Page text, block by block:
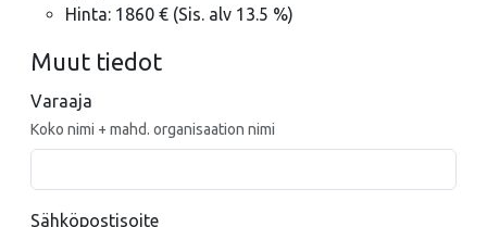
Hinta: 1860 € (Sis. alv 13.5 %)
Muut tiedot
Varaaja
Koko nimi + mahd. organisaation nimi
Sähköpostisoite